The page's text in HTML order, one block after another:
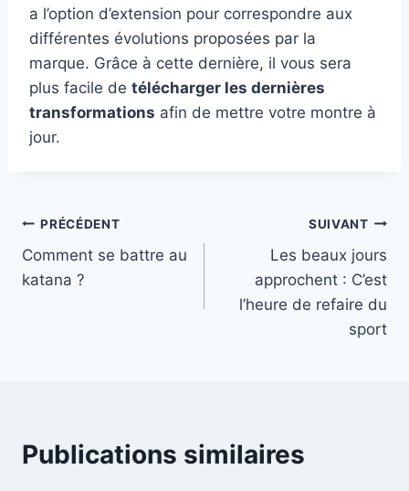
a l’option d’extension pour correspondre aux
différentes évolutions proposées par la
marque. Grâce à cette dernière, il vous sera
plus facile de télécharger les dernières
transformations afin de mettre votre montre à
jour.
Navigation
de
PRÉCÉDENT
Comment se battre au
katana ?
SUIVANT
Les beaux jours
approchent : C’est
l’heure de refaire du
sport
Publications similaires